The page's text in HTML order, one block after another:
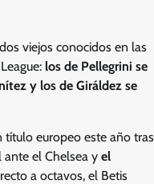
viejos conocidos en las
los de Pellegrini se
y los de Giráldez se
título europeo este año tras
el Chelsea y el
a octavos, el Betis